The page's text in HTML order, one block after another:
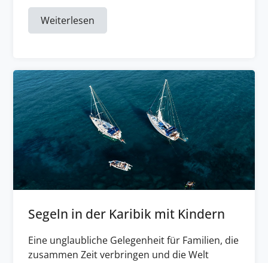
Weiterlesen
Segeln in der Karibik mit Kindern
Eine unglaubliche Gelegenheit für Familien, die
zusammen Zeit verbringen und die Welt